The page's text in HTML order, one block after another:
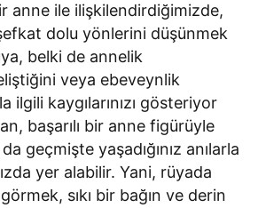
anne ile ilişkilendirdiğimizde,
dolu yönlerini düşünmek
belki de annelik
veya ebeveynlik
ilgili kaygılarınızı gösteriyor
başarılı bir anne figürüyle
geçmişte yaşadığınız anılarla
yer alabilir. Yani, rüyada
sıkı bir bağın ve derin